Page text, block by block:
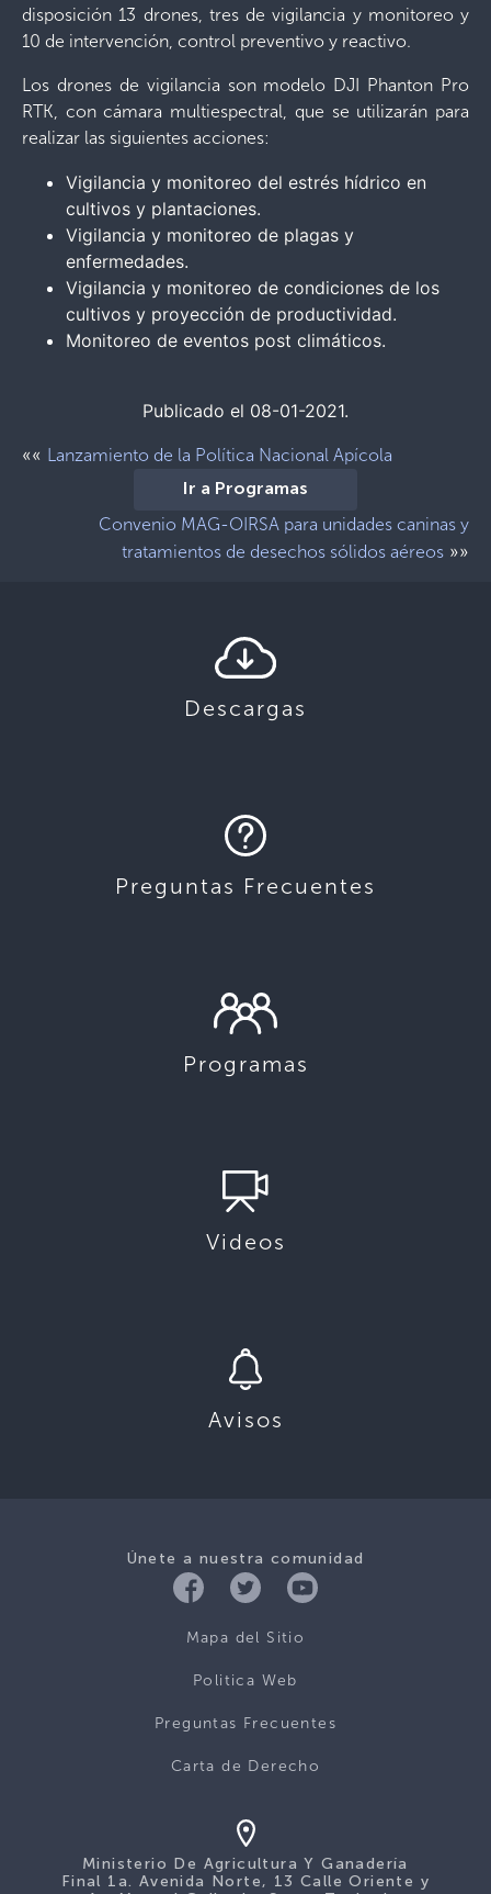
disposición 13 drones, tres de vigilancia y monitoreo y
10 de intervención, control preventivo y reactivo.
Los drones de vigilancia son modelo DJI Phanton Pro
RTK, con cámara multiespectral, que se utilizarán para
realizar las siguientes acciones:
Vigilancia y monitoreo del estrés hídrico en
cultivos y plantaciones.
Vigilancia y monitoreo de plagas y
enfermedades.
Vigilancia y monitoreo de condiciones de los
cultivos y proyección de productividad.
Monitoreo de eventos post climáticos.
Publicado el 08-01-2021.
«« Lanzamiento de la Política Nacional Apícola
Ir a Programas
Convenio MAG-OIRSA para unidades caninas y
tratamientos de desechos sólidos aéreos »»
Descargas
Preguntas Frecuentes
Programas
Videos
Avisos
Únete a nuestra comunidad
Mapa del Sitio
Politica Web
Preguntas Frecuentes
Carta de Derecho
Ministerio De Agricultura Y Ganadería
Final 1a. Avenida Norte, 13 Calle Oriente y